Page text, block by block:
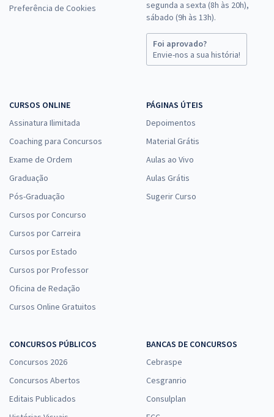
Preferência de Cookies
segunda a sexta (8h às 20h),
sábado (9h às 13h).
Foi aprovado?
Envie-nos a sua história!
CURSOS ONLINE
Assinatura Ilimitada
Coaching para Concursos
Exame de Ordem
Graduação
Pós-Graduação
Cursos por Concurso
Cursos por Carreira
Cursos por Estado
Cursos por Professor
Oficina de Redação
Cursos Online Gratuitos
PÁGINAS ÚTEIS
Depoimentos
Material Grátis
Aulas ao Vivo
Aulas Grátis
Sugerir Curso
CONCURSOS PÚBLICOS
Concursos 2026
Concursos Abertos
Editais Publicados
BANCAS DE CONCURSOS
Cebraspe
Cesgranrio
Consulplan